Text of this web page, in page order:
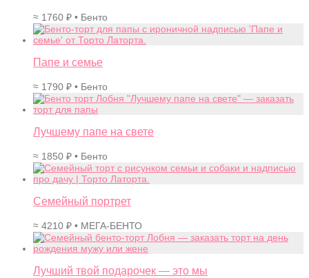
≈ 1760 ₽ • Бенто
Папе и семье
≈ 1790 ₽ • Бенто
Лучшему папе на свете
≈ 1850 ₽ • Бенто
Семейный портрет
≈ 4210 ₽ • МЕГА-БЕНТО
Лучший твой подарочек — это мы